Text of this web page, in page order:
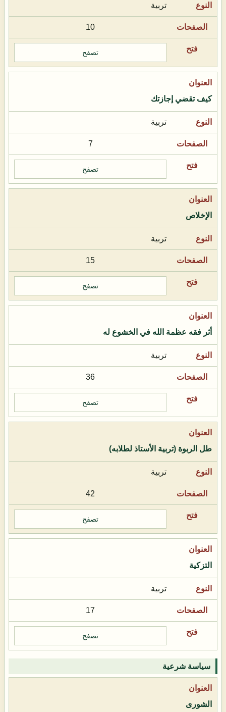
تربية
10
تصفح
كيف تقضي إجازتك
تربية
7
تصفح
الإخلاص
تربية
15
تصفح
أثر فقه عظمة الله في الخشوع له
تربية
36
تصفح
طل الربوة (تربية الأستاذ لطلابه)
تربية
42
تصفح
التزكية
تربية
17
تصفح
سياسة شرعية
الشورى